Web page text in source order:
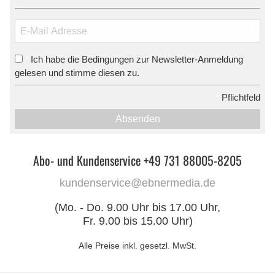
Ich habe die Bedingungen zur Newsletter-Anmeldung
gelesen und stimme diesen zu.
Pflichtfeld
Absenden
Abo- und Kundenservice +49 731 88005-8205
kundenservice@ebnermedia.de
(Mo. - Do. 9.00 Uhr bis 17.00 Uhr,
Fr. 9.00 bis 15.00 Uhr)
Alle Preise inkl. gesetzl. MwSt.